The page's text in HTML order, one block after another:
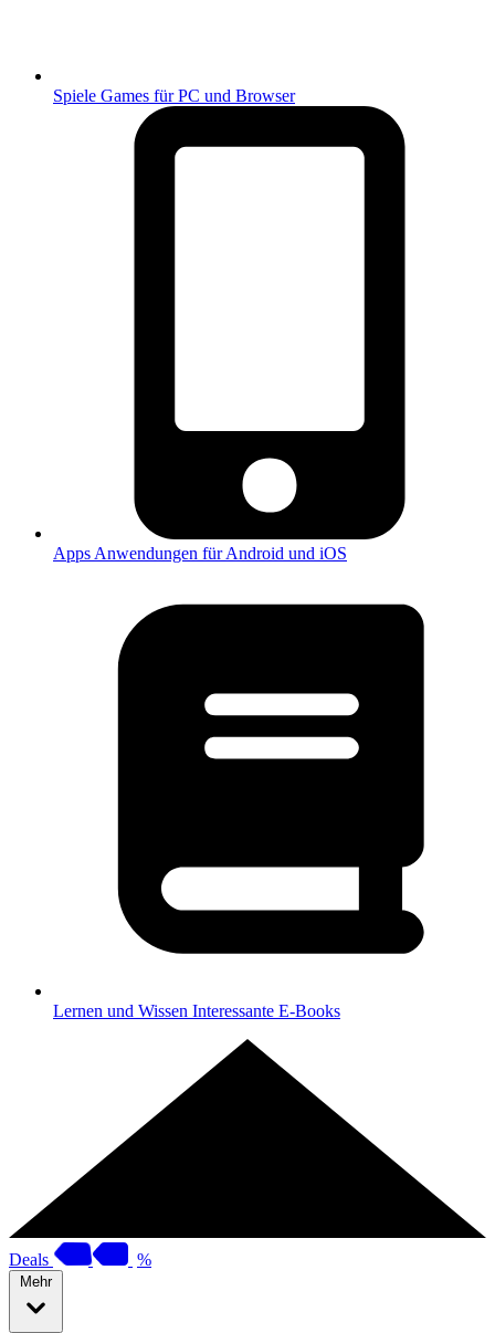
Spiele Games für PC und Browser
Apps Anwendungen für Android und iOS
Lernen und Wissen Interessante E-Books
Deals %
Mehr